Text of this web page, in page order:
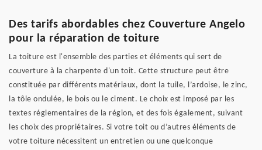
Des tarifs abordables chez Couverture Angelo
pour la réparation de toiture
La toiture est l'ensemble des parties et éléments qui sert de
couverture à la charpente d'un toit. Cette structure peut être
constituée par différents matériaux, dont la tuile, l’ardoise, le zinc,
la tôle ondulée, le bois ou le ciment. Le choix est imposé par les
textes réglementaires de la région, et des fois également, suivant
les choix des propriétaires. Si votre toit ou d’autres éléments de
votre toiture nécessitent un entretien ou une quelconque